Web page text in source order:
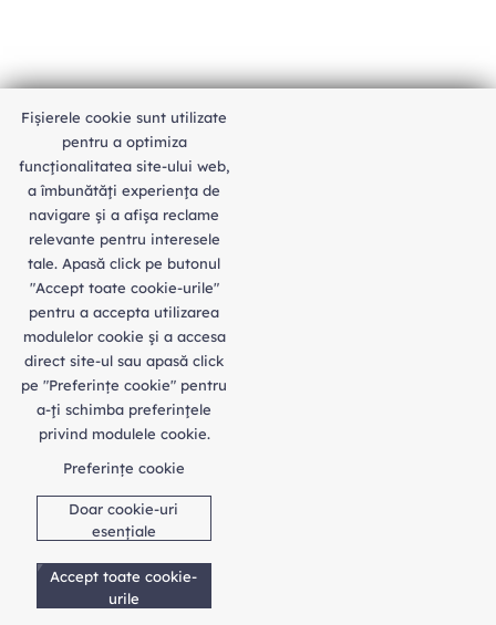
An unexpected error has occurred
Fișierele cookie sunt utilizate
pentru a optimiza
funcţionalitatea site-ului web,
a îmbunătăţi experienţa de
navigare şi a afişa reclame
relevante pentru interesele
tale. Apasă click pe butonul
"Accept toate cookie-urile"
pentru a accepta utilizarea
modulelor cookie şi a accesa
direct site-ul sau apasă click
pe "Preferințe cookie" pentru
a-ţi schimba preferinţele
privind modulele cookie.
Preferințe cookie
Doar cookie-uri
esențiale
Accept toate cookie-
urile